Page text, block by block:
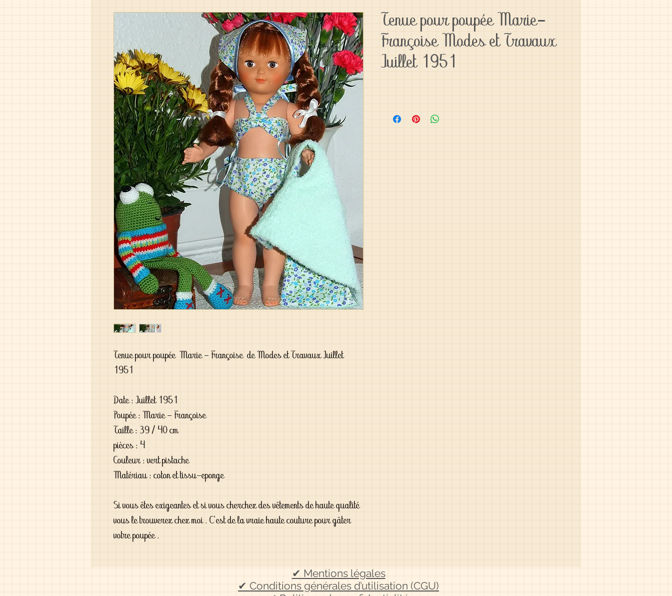
Tenue pour poupée Marie - Françoise de Modes et Travaux Juillet
1951
Date : Juillet 1951
Poupée : Marie - Françoise
Taille : 39 / 40 cm
pièces : 4
Couleur : vert pistache
Matériau : coton et tissu-eponge
Si vous êtes exigeantes et si vous cherchez des vêtements de haute qualité
vous le trouverez chez moi . C'est de la vraie haute couture pour gâter
votre poupée .
Tenue pour poupée Marie-
Françoise Modes et Travaux
Juillet 1951
✔ Mentions légales
✔ Conditions générales d’utilisation (CGU)